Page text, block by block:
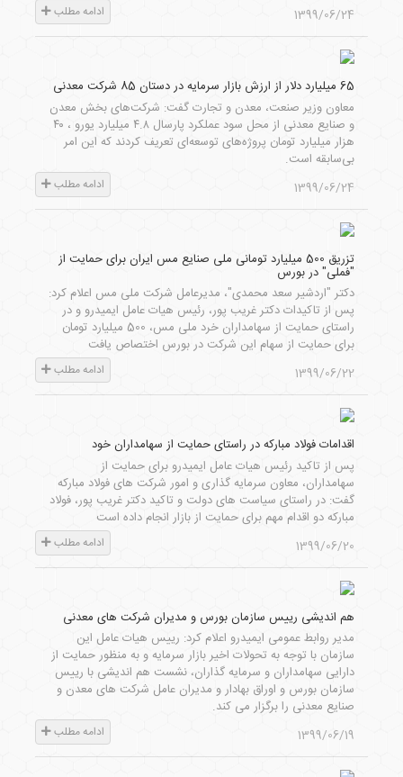
1399/06/24
ادامه مطلب
65 میلیارد دلار از ارزش بازار سرمایه در دستان 85 شرکت معدنی
معاون وزیر صنعت، معدن و تجارت گفت: شرکت‌های بخش معدن
و صنایع معدنی از محل سود عملکرد پارسال ۴.۸ میلیارد یورو ، ۴۰
هزار میلیارد تومان پروژه‌های توسعه‌ای تعریف کردند که این امر
بی‌سابقه است.
1399/06/24
ادامه مطلب
تزریق 500 میلیارد تومانی ملی صنایع مس ایران برای حمایت از
"فملی" در بورس
دکتر "اردشیر سعد محمدی"، مدیرعامل شرکت ملی مس اعلام کرد:
پس از تاکیدات دکتر غریب پور، رئیس هیات عامل ایمیدرو و در
راستای حمایت از سهامداران خرد ملی مس، 500 میلیارد تومان
برای حمایت از سهام این شرکت در بورس اختصاص یافت
1399/06/22
ادامه مطلب
اقدامات فولاد مبارکه در راستای حمایت از سهامداران خود
پس از تاکید رئیس هیات عامل ایمیدرو برای حمایت از
سهامداران، معاون سرمایه گذاری و امور شرکت های فولاد مبارکه
گفت: در راستای سیاست های دولت و تاکید دکتر غریب پور، فولاد
مبارکه دو اقدام مهم برای حمایت از بازار انجام داده است
1399/06/20
ادامه مطلب
هم اندیشی رییس سازمان بورس و مدیران شرکت های معدنی
مدیر روابط عمومی ایمیدرو اعلام کرد: رییس هیات عامل این
سازمان با توجه به تحولات اخیر بازار سرمایه و به منظور حمایت از
دارایی سهامداران و سرمایه گذاران، نشست هم اندیشی با رییس
سازمان بورس و اوراق بهادار و مدیران عامل شرکت های معدن و
صنایع معدنی را برگزار می کند.
1399/06/19
ادامه مطلب